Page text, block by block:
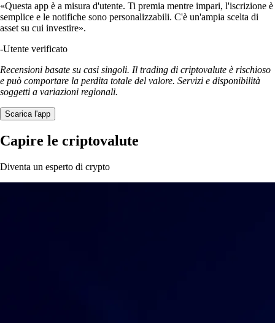
«Questa app è a misura d'utente. Ti premia mentre impari, l'iscrizione è
semplice e le notifiche sono personalizzabili. C'è un'ampia scelta di
asset su cui investire».
-Utente verificato
Recensioni basate su casi singoli. Il trading di criptovalute è rischioso
e può comportare la perdita totale del valore. Servizi e disponibilità
soggetti a variazioni regionali.
Scarica l'app
Capire le criptovalute
Diventa un esperto di crypto